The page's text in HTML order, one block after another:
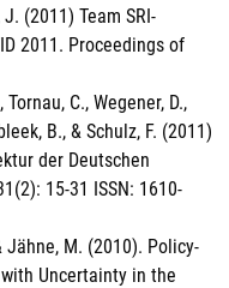
(2011) Team SRI-
2011. Proceedings of
C., Wegener, D.,
B., & Schulz, F. (2011)
der Deutschen
15-31 ISSN: 1610-
Jähne, M. (2010). Policy-
Uncertainty in the